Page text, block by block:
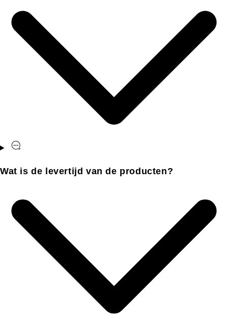
Wat is de levertijd van de producten?